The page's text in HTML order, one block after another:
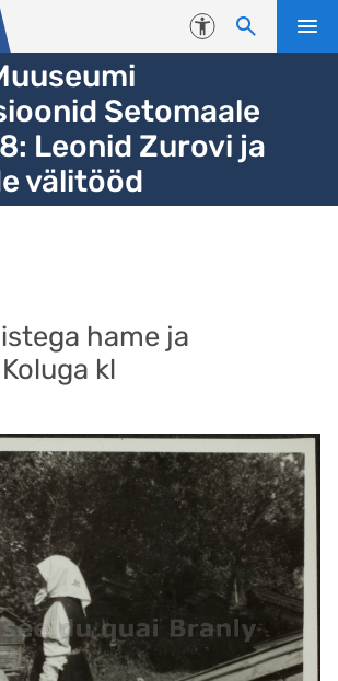
Juurdepääsetavus
Setomaale
Leonid Zurovi ja
välitööd
hame ja
kl